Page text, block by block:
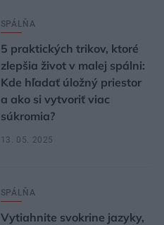
SPÁLŇA
5 praktických trikov, ktoré
zlepšia život v malej spálni:
Kde hľadať úložný priestor
a ako si vytvoriť viac
súkromia?
13. 05. 2025
SPÁLŇA
Vytiahnite svokrine jazyky,